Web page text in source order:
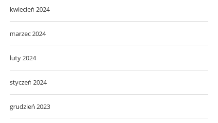
kwiecień 2024
marzec 2024
luty 2024
styczeń 2024
grudzień 2023